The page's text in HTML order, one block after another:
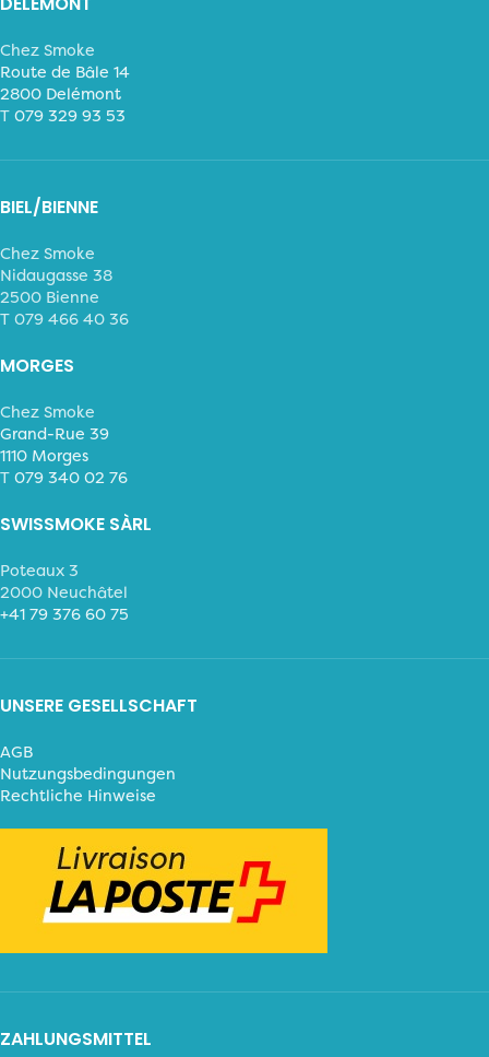
Chez Smoke
Route de Bâle 14
2800 Delémont
T 079 329 93 53
BIEL/BIENNE
Chez Smoke
Nidaugasse 38
2500 Bienne
T 079 466 40 36
MORGES
Chez Smoke
Grand-Rue 39
1110 Morges
T 079 340 02 76
SWISSMOKE SÀRL
Poteaux 3
2000 Neuchâtel
+41 79 376 60 75
UNSERE GESELLSCHAFT
AGB
Nutzungsbedingungen
Rechtliche Hinweise
ZAHLUNGSMITTEL